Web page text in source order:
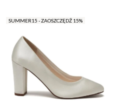
SUMMER15 - ZAOSZCZĘDŹ 15%